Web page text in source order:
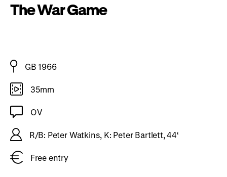
The War Game
GB 1966
35mm
OV
R/B: Peter Watkins, K: Peter Bartlett, 44‘
Free entry